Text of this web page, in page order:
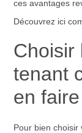
ces avantages
Découvrez ici
Choisir
tenant
en faire
Pour bien